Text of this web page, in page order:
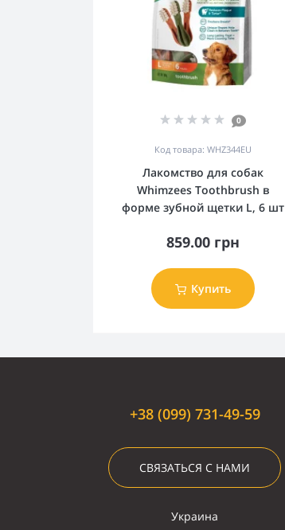
0
Код товара: WHZ344EU
Лакомство для собак
Whimzees Toothbrush в
форме зубной щетки L, 6 шт
859.00 грн
Купить
+38 (099) 731-49-59
СВЯЗАТЬСЯ С НАМИ
Украина